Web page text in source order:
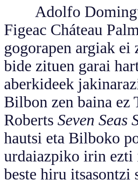
Adolfo
Figeac Cháteau
gogorapen argiak
bide zituen garai
aberkideek
Bilbon zen baina ez
Roberts Seven Seas
hautsi eta Bilboko
urdaiazpiko irin ezti
beste hiru